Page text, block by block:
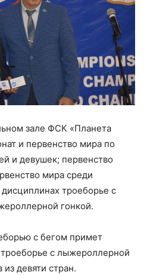
зале ФСК «Планета
и первенство мира по
и девушек; первенство
мира среди
троеборье с
гонкой.
с бегом примет
с лыжероллерной
девяти стран.